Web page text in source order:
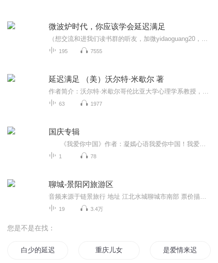
微波炉时代，你应该学会延迟满足
195 7555
延迟满足 （美）沃尔特·米歇尔 著
63 1977
国庆专辑
1 78
聊城-景阳冈旅游区
19 3.4万
您是不是在找：
白少的延迟心动 重庆儿女 是爱情来迟了